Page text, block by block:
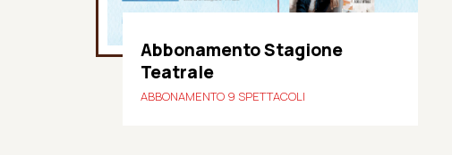
Abbonamento Stagione
Teatrale
ABBONAMENTO 9 SPETTACOLI